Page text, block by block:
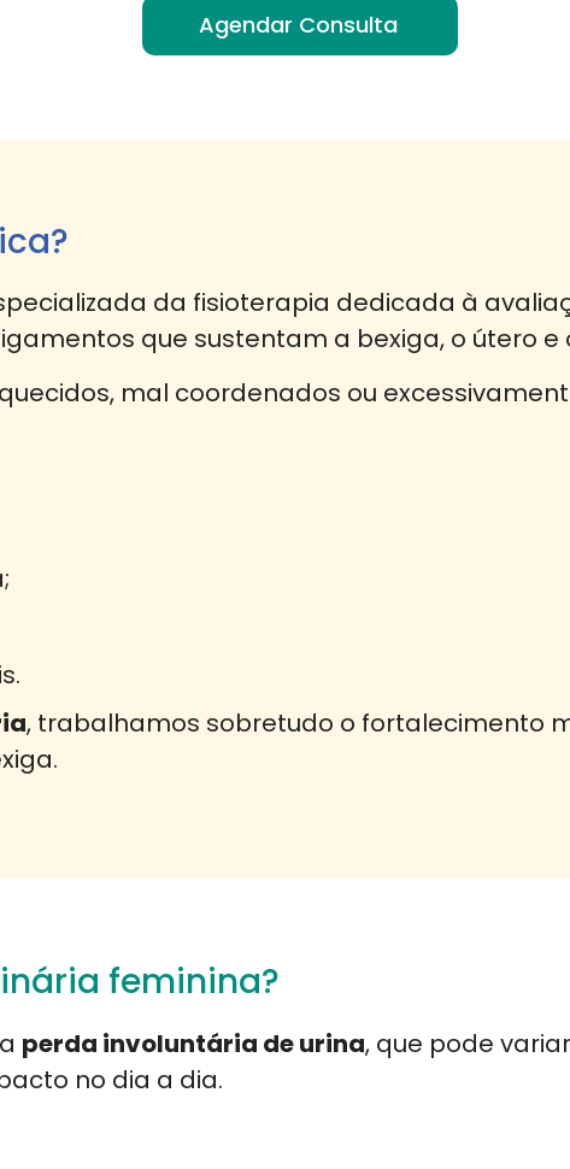
Agendar Consulta
da fisioterapia dedicada à
que sustentam a bexiga, o útero e
mal coordenados ou
, trabalhamos sobretudo o fortalecimento
feminina?
perda involuntária de urina, que pode
no dia a dia.